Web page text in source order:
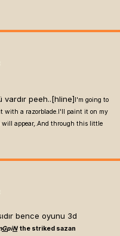
vardır peeh..[hline] I'm going to
with a razorblade.I'll paint it on my
appear,.And through this little
bence oyunu 3d
GpiN the striked sazan